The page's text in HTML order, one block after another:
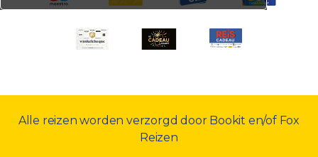
Alle reizen worden verzorgd door Bookit en/of Fox
Reizen